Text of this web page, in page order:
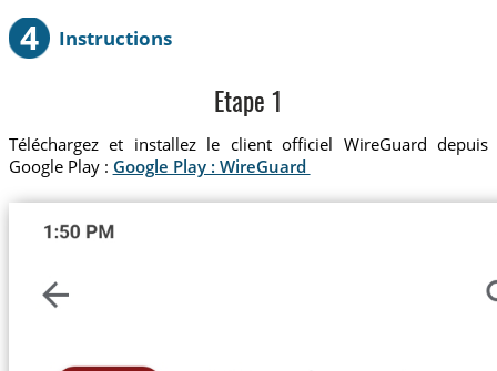
4 Instructions
Etape 1
Téléchargez et installez le client officiel WireGuard depuis
Google Play : Google Play : WireGuard